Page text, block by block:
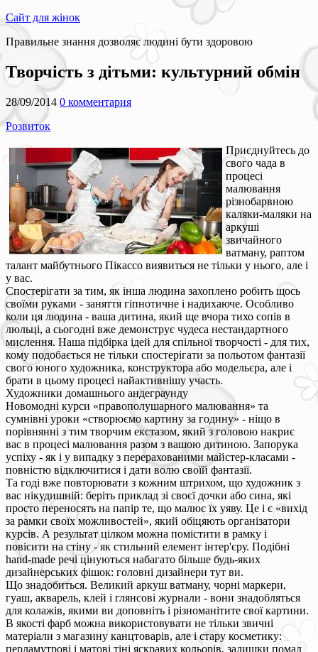
Сайт для жінок
Правильне знання дозволяє людині бути здоровою
Творчість з дітьми: культурний обмін
28/09/2014 0 комментария
Розвиток
Приєднуйтесь до
свого чада в
процесі
малювання
різнобарвною
каляки-маляки на
аркуші
звичайного
ватману, раптом
талант майбутнього Пікассо виявиться не тільки у нього, але і
у вас.
Спостерігати за тим, як інша людина захоплено робить щось
своїми руками - заняття гіпнотичне і надихаюче. Особливо
коли ця людина - ваша дитина, який ще вчора тихо сопів в
люльці, а сьогодні вже демонструє чудеса нестандартного
мислення. Наша підбірка ідей для спільної творчості - для тих,
кому подобається не тільки спостерігати за польотом фантазії
свого юного художника, конструктора або модельєра, але і
брати в цьому процесі найактивнішу участь.
Художники домашнього андеграунду
Новомодні курси «правополушарного малювання» та
сумнівні уроки «створюємо картину за годину» - ніщо в
порівнянні з тим творчим екстазом, який з головою накриє
вас в процесі малювання разом з вашою дитиною. Запорука
успіху - як і у випадку з перерахованими майстер-класами -
повністю відключитися і дати волю своїй фантазії.
Та годі вже повторювати з кожним штрихом, що художник з
вас нікудишній: беріть приклад зі своєї дочки або сина, які
просто переносять на папір те, що малює їх уяву. Це і є «вихід
за рамки своїх можливостей», який обіцяють організатори
курсів. А результат цілком можна помістити в рамку і
повісити на стіну - як стильний елемент інтер'єру. Подібні
hand-made речі цінуються набагато більше будь-яких
дизайнерських фішок: головні дизайнери тут ви.
Що знадобиться. Великий аркуш ватману, чорні маркери,
гуаш, акварель, клей і глянсові журнали - вони знадобляться
для колажів, якими ви доповніть і різноманітите свої картини.
В якості фарб можна використовувати не тільки звичні
матеріали з магазину канцтоварів, але і стару косметику:
перламутрові і матові тіні яскравих кольорів, залишки помад